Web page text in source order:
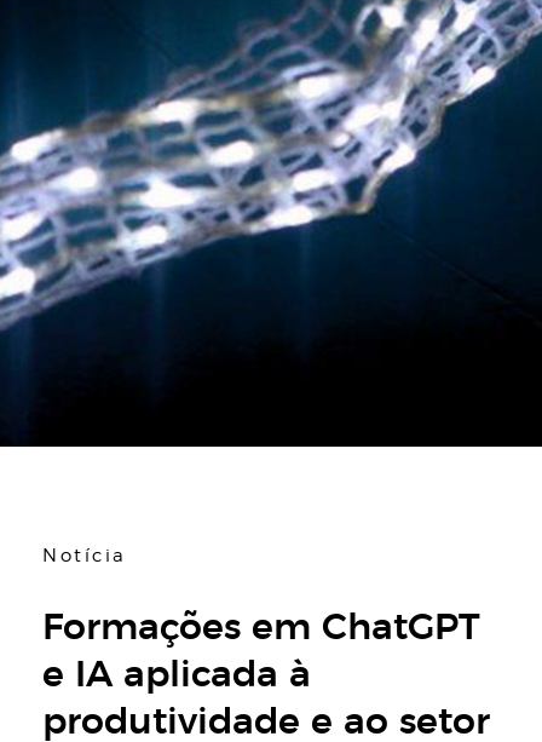
Notícia
Formações em ChatGPT
e IA aplicada à
produtividade e ao setor